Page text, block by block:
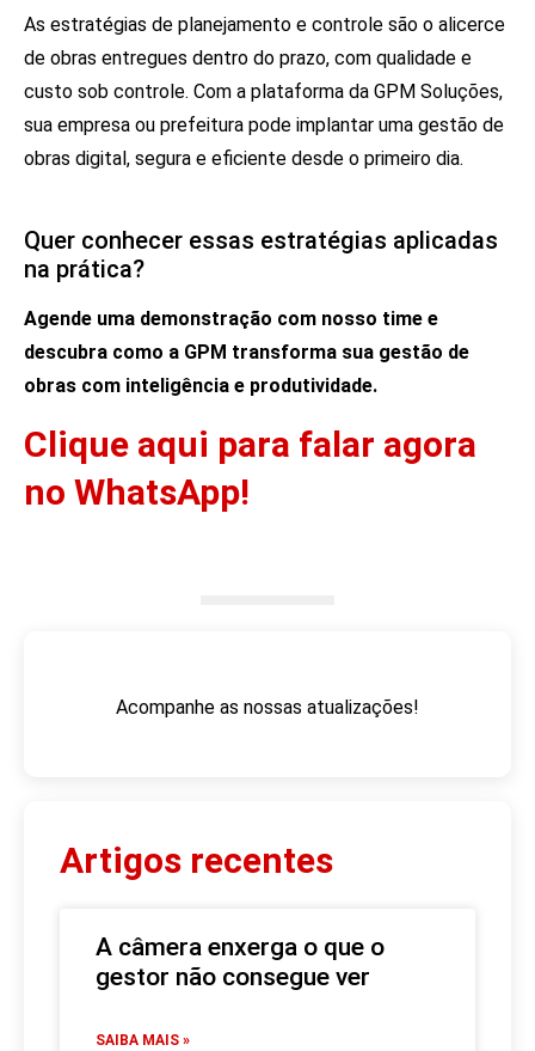
As estratégias de planejamento e controle são o alicerce
de obras entregues dentro do prazo, com qualidade e
custo sob controle. Com a plataforma da GPM Soluções,
sua empresa ou prefeitura pode implantar uma gestão de
obras digital, segura e eficiente desde o primeiro dia.
Quer conhecer essas estratégias aplicadas
na prática?
Agende uma demonstração com nosso time e
descubra como a GPM transforma sua gestão de
obras com inteligência e produtividade.
Clique aqui para falar agora
no WhatsApp!
Acompanhe as nossas atualizações!
Artigos recentes
A câmera enxerga o que o
gestor não consegue ver
SAIBA MAIS »